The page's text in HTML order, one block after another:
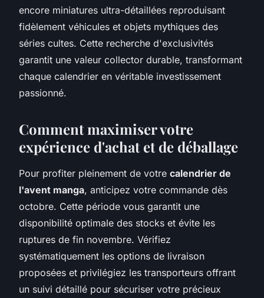
encore miniatures ultra-détaillées reproduisant
fidèlement véhicules et objets mythiques des
séries cultes. Cette recherche d'exclusivités
garantit une valeur collector durable, transformant
chaque calendrier en véritable investissement
passionné.
Comment maximiser votre
expérience d'achat et de déballage
Pour profiter pleinement de votre calendrier de
l'avent manga, anticipez votre commande dès
octobre. Cette période vous garantit une
disponibilité optimale des stocks et évite les
ruptures de fin novembre. Vérifiez
systématiquement les options de livraison
proposées et privilégiez les transporteurs offrant
un suivi détaillé pour sécuriser votre précieux